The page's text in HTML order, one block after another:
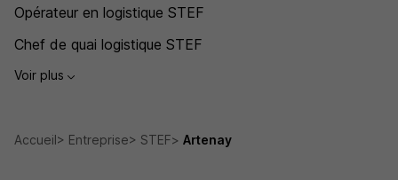
Opérateur en logistique STEF
Chef de quai logistique STEF
Voir plus
Accueil Entreprise STEF Artenay